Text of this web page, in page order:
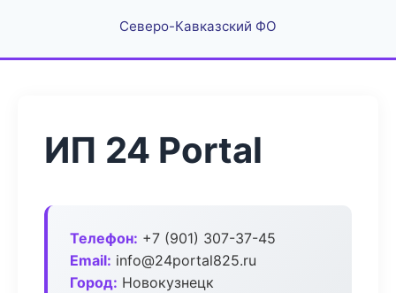
Северо-Кавказский ФО
ИП 24 Portal
Телефон: +7 (901) 307-37-45
Email: info@24portal825.ru
Город: Новокузнецк